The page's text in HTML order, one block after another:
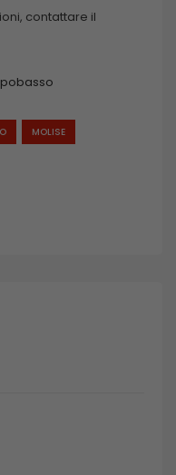
contattare il
MOLISE